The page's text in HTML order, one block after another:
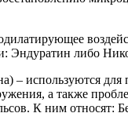
Эндуратин либо
– используются
а также
К ним относят: